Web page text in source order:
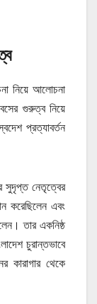
নিয়ে আলোচনা
গুরুত্ব নিয়ে
প্রত্যাবর্তন
সুদৃপ্ত নেতৃত্বের
করেছিলেন এবং
তার একনিষ্ঠ
চুরান্তভাবে
কারাগার থেকে